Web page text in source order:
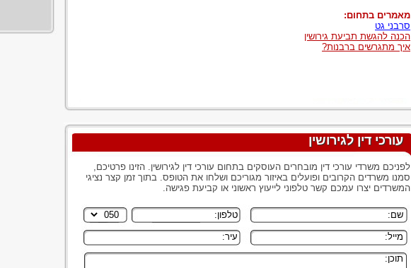
מאמרים בתחום:
סרבני גט
הכנה להגשת תביעת גירושין
איך מתגרשים ברבנות?
עורכי דין לגירושין
לפניכם משרדי עורכי דין מובחרים העוסקים בתחום עורכי דין לגירושין. הזינו פרטיכם,
סמנו משרדים הקרובים ופועלים באיזור מגוריכם ושלחו את הטופס. בתוך זמן קצר נציגי
המשרדים יצרו עמכם קשר טלפוני לייעוץ ראשוני או קביעת פגישה.